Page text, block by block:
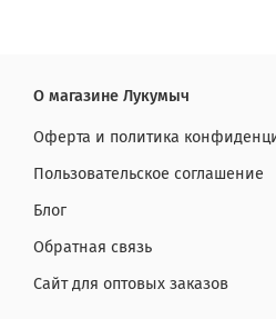
О магазине Лукумыч
Оферта и политика
Пользовательское соглашение
Блог
Обратная связь
Сайт для оптовых заказов